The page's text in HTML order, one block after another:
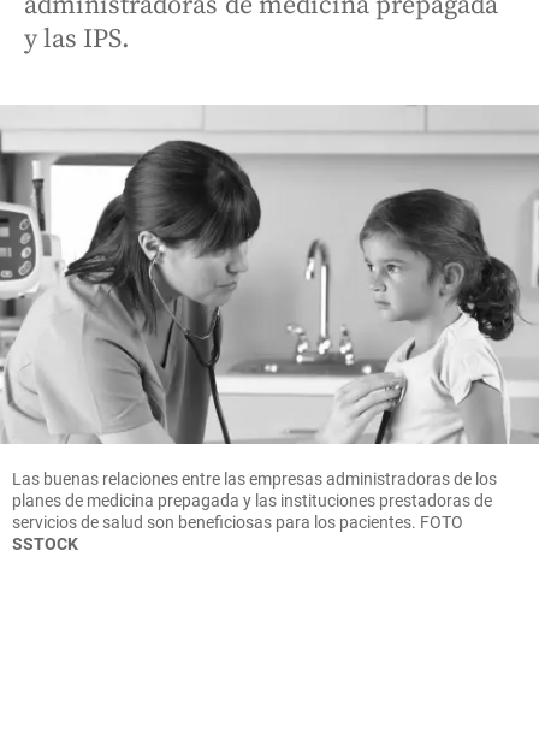
y las IPS.
Las buenas relaciones entre las empresas administradoras de los
planes de medicina prepagada y las instituciones prestadoras de
servicios de salud son beneficiosas para los pacientes. FOTO
SSTOCK